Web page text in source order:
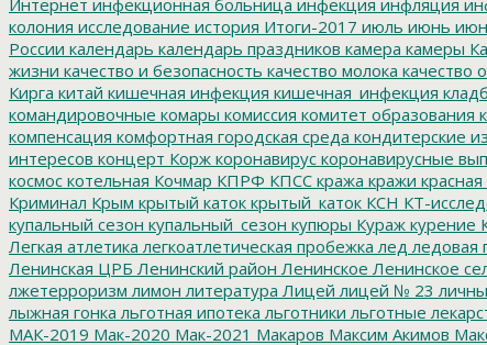
колония исследование история Итоги-2017 июль июнь
России календарь календарь праздников камера камеры
жизни качество и безопасность качество молока качество
Кирга китай кишечная инфекция кишечная_инфекция
командировочные комары комиссия комитет образования
компенсация комфортная городская среда кондитерские
интересов концерт Корж коронавирус коронавирусные
космос котельная Кочмар КПРФ КПСС кража кражи красная
Криминал Крым крытый каток крытый_каток КСН КТ-
купальный сезон купальный_сезон купюры Кураж курение
Легкая атлетика легкоатлетическая пробежка лед ледовая
Ленинская ЦРБ Ленинский район Ленинское Ленинское
лжетерроризм лимон литература Лицей лицей № 23
лыжная гонка льготная ипотека льготники льготные
МАК-2019 Мак-2020 Мак-2021 Макаров Максим Акимов